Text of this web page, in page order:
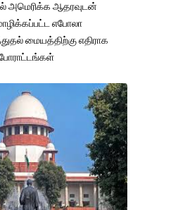
அமெரிக்க ஆதரவுடன்
எபோலா
மையத்திற்கு எதிராக